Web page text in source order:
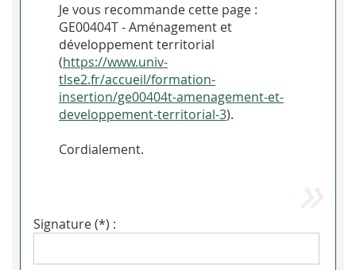
Je vous recommande cette page :
GE00404T - Aménagement et
développement territorial
(https://www.univ-
tlse2.fr/accueil/formation-
insertion/ge00404t-amenagement-et-
developpement-territorial-3).
Cordialement.
Signature (*) :